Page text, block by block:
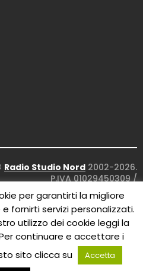
Radio Studio Nord 2002-2026.
P.IVA 01029450309 /
and design:Five Studio
Clyco SRL. All Rights Reserved.
per garantirti la migliore
fornirti servizi personalizzati.
utilizzo dei cookie leggi la
continuare e accettare i
sito clicca su
Accetta